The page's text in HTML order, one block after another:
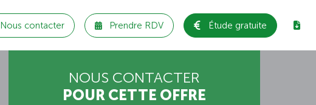
Nous contacter Prendre RDV Étude gratuite
NOUS CONTACTER
POUR CETTE OFFRE